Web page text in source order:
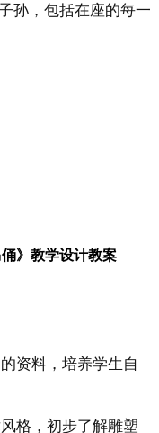
孙，包括在座的每一
》教学设计教案
资料，培养学生自
格，初步了解雕塑